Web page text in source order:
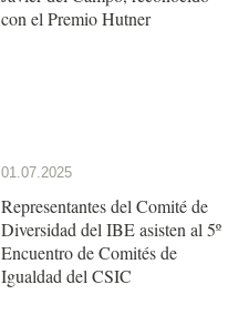
con el Premio Hutner
01.07.2025
Representantes del Comité de
Diversidad del IBE asisten al 5º
Encuentro de Comités de
Igualdad del CSIC